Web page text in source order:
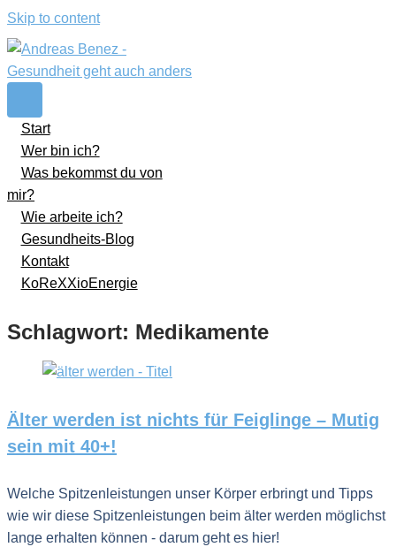
Skip to content
Start
Wer bin ich?
Was bekommst du von
mir?
Wie arbeite ich?
Gesundheits-Blog
Kontakt
KoReXXioEnergie
Schlagwort: Medikamente
Älter werden ist nichts für Feiglinge – Mutig
sein mit 40+!
Welche Spitzenleistungen unser Körper erbringt und Tipps
wie wir diese Spitzenleistungen beim älter werden möglichst
lange erhalten können - darum geht es hier!